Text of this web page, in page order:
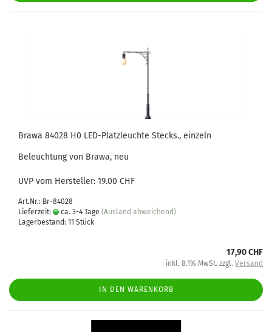
Brawa 84028 H0 LED-Platzleuchte Stecks., einzeln
Beleuchtung von Brawa, neu
UVP vom Hersteller: 19.00 CHF
Art.Nr.: Br-84028
Lieferzeit:
ca. 3-4 Tage (Ausland abweichend)
Lagerbestand: 11 Stück
17,90 CHF
inkl. 8.1% MwSt. zzgl. Versand
IN DEN WARENKORB